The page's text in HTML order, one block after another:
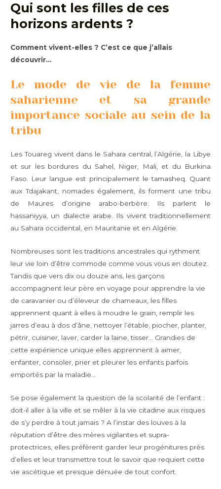
Qui sont les filles de ces
horizons ardents ?
Comment vivent-elles ? C’est ce que j’allais
découvrir…
Le mode de vie de la femme
saharienne et sa grande
importance sociale au sein de la
tribu
Les Touareg vivent dans le Sahara central, l’Algérie, la Libye
et sur les bordures du Sahel, Niger, Mali, et du Burkina
Faso. Leur langue est principalement le tamasheq. Quant
aux Tdajakant, nomades également, ils forment une tribu
de Maures d’origine arabo-berbère. Ils parlent le
hassaniyya, un dialecte arabe. Ils vivent traditionnellement
au Sahara occidental, en Mauritanie et en Algérie.
Nombreuses sont les traditions ancestrales qui rythment
leur vie loin d’être commode comme vous vous en doutez.
Tandis que vers dix ou douze ans, les garçons
accompagnent leur père en voyage pour apprendre la vie
de caravanier ou d’éleveur de chameaux, les filles
apprennent quant à elles à moudre le grain, remplir les
jarres d’eau à dos d’âne, nettoyer l’étable, piocher, planter,
pétrir, cuisiner, laver, carder la laine, tisser… Grandies de
cette expérience unique elles apprennent à aimer,
enfanter, consoler, prier et pleurer les enfants parfois
emportés par la maladie…
Se pose également la question de la scolarité de l’enfant :
doit-il aller à la ville et se mêler à la vie citadine aux risques
de s’y perdre à tout jamais ? A l’instar des louves à la
réputation d’être des mères vigilantes et supra-
protectrices, elles préfèrent garder leur progénitures près
d’elles et leur transmettre tout le savoir que requiert cette
vie ascétique et presque dénuée de tout confort.